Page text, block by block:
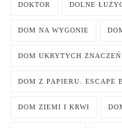
DOKTOR DOLNE
DOM NA WYGONIE
DOM UKRYTYCH ZNACZEŃ
DOM Z PAPIERU. ESCAPE
DOM ZIEMI I KRWI